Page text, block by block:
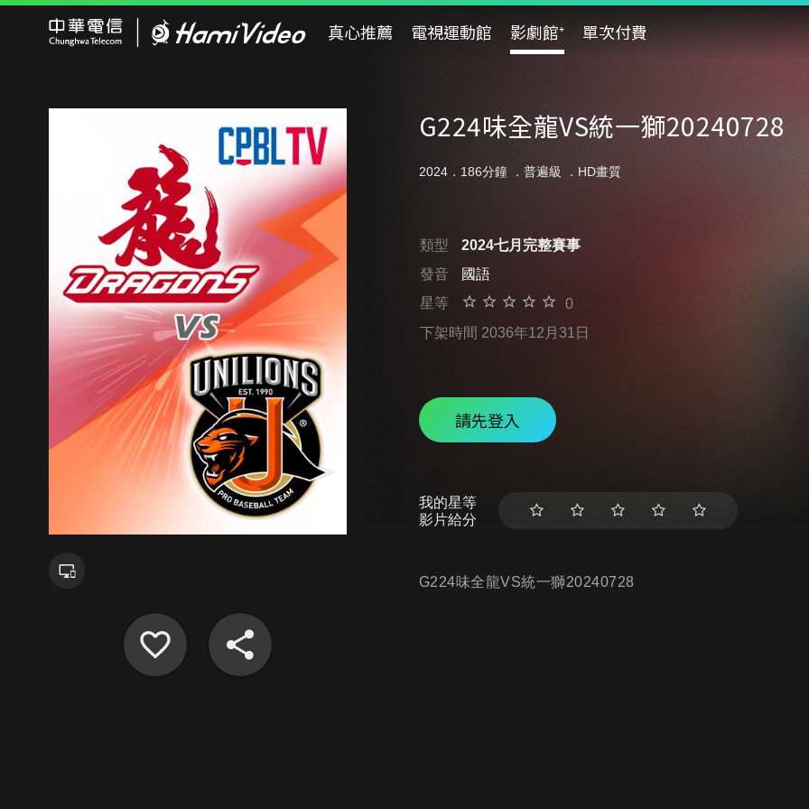
真心推薦 電視運動館 影劇館⁺ 單次付費
G224味全龍VS統一獅20240728
2024．186分鐘 ． 普遍級 ．HD畫質
類型
2024七月完整賽事
發音
國語
星等
0
下架時間 2036年12月31日
請先登入
我的星等
影片給分
G224味全龍VS統一獅20240728